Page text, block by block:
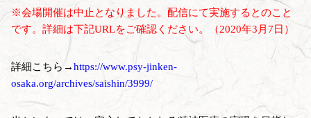
※会場開催は中止となりました。配信にて実施するとのこと
です。詳細は下記URLをご確認ください。（2020年3月7日）
詳細こちら→https://www.psy-jinken-
osaka.org/archives/saishin/3999/